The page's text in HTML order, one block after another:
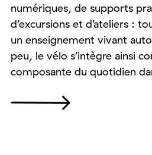
numériques, de supports
d’excursions et d’ateliers :
un enseignement vivant
peu, le vélo s’intègre ainsi
composante du quotidien